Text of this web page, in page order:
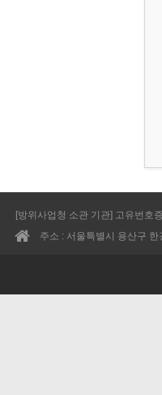
[방위사업청 소관 기관] 고유번호
주소 : 서울특별시 용산구